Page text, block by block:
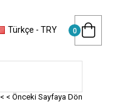
Türkçe - TRY 0
< < Önceki Sayfaya Dön